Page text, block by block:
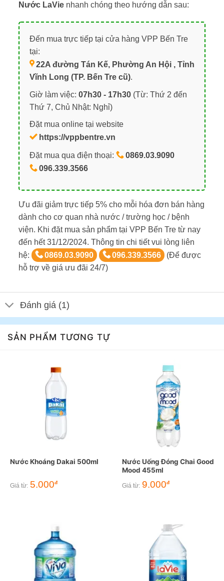
Nước LaVienhanh chóng theo hướng dẫn sau:
Đến mua trực tiếp tại cửa hàng VPP Bến Tre
tại:
22A đường Tán Kế, Phường An Hội , Tỉnh
Vĩnh Long (TP. Bến Tre cũ).
Giờ làm việc: 07h30 - 17h30(Từ: Thứ 2 đến
Thứ 7, Chủ Nhật: Nghỉ)
Đặt mua online tại website
https://vppbentre.vn
Đặt mua qua điện thoại:
0869.03.9090
096.339.3566
Ưu đãi giảm trực tiếp 5% cho mỗi hóa đơn bán hàng
dành cho cơ quan nhà nước / trường học / bệnh
viện. Khi đặt mua sản phẩm tại VPP Bến Tre từ nay
đến hết 31/12/2024. Thông tin chi tiết vui lòng liên
hệ:
0869.03.9090 096.339.3566
(Để được
hỗ trợ về giá ưu đãi 24/7)
Đánh giá (1)
SẢN PHẨM TƯƠNG TỰ
Nước Khoáng Dakai 500ml
Giá từ: 5.000đ
Nước Uống Đóng Chai Good
Mood 455ml
Giá từ: 9.000đ